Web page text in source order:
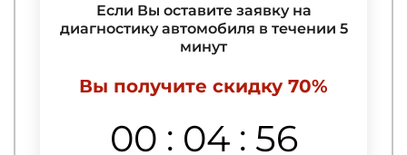
Диагностика двигателя
Диагностика двигателя
Ремонт кузова
3D тюнинг авто
Если Вы оставите заявку на
диагностику автомобиля в течении 5
минут
Вы получите скидку 70%
00 : 04 : 55